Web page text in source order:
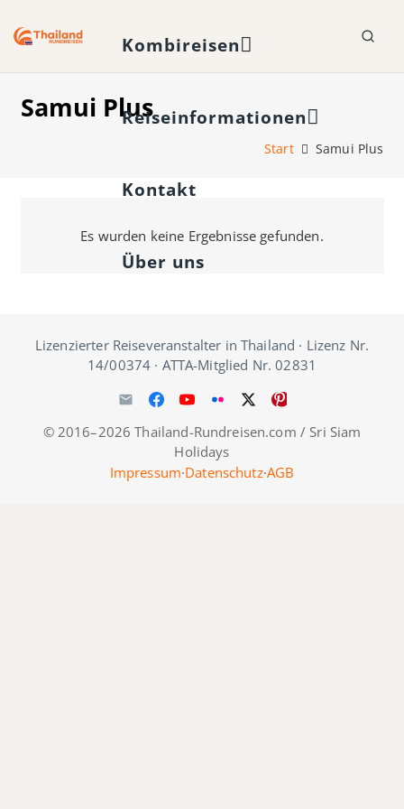
Kombireisen
Reiseinformationen
Kontakt
Über uns
Samui Plus
Start Samui Plus
Es wurden keine Ergebnisse gefunden.
Lizenzierter Reiseveranstalter in Thailand · Lizenz Nr.
14/00374 · ATTA-Mitglied Nr. 02831
© 2016–2026 Thailand-Rundreisen.com / Sri Siam
Holidays
Impressum·Datenschutz·AGB